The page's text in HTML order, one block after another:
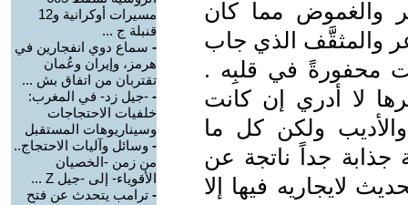
والغموض مما كان
والمثقَّف الذي جاب
محفورةً في قلبِه .
لا أدري إن كانت
ولكن كل ما
جداً ناتجة عن
لايجاريه فيها إلا
مسيرات أوكرانية و12
قنبلة ج ...
- سماع دوي انفجارين في
هرمز، وإيران وعُمان
تقتربان من اتفاق بش ...
- -جيل زد- في المغرب:
خلفيات الاحتجاجات
وسيناريوهات المستقبل
- وسائل وآليات الاحتجاج..
من زمن -الخصيان
الأقوياء- إلى -جيل Z ...
- ترامب يتحدث عن فتح